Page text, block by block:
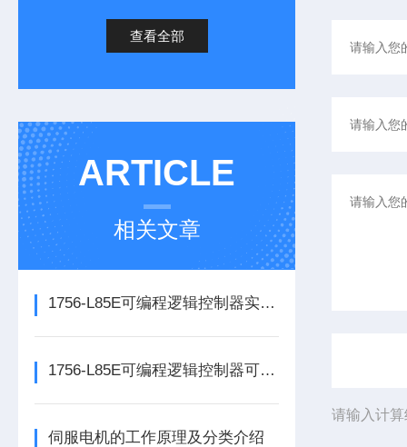
查看全部
ARTICLE
相关文章
1756-L85E可编程逻辑控制器实操应用常见问题分析及解决方法探讨
1756-L85E可编程逻辑控制器可满足多行业自动化精准控制需求
伺服电机的工作原理及分类介绍
请输入计